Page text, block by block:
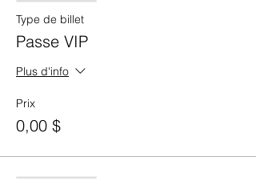
Type de billet
Passe VIP
Plus d'info
Prix
0,00 $